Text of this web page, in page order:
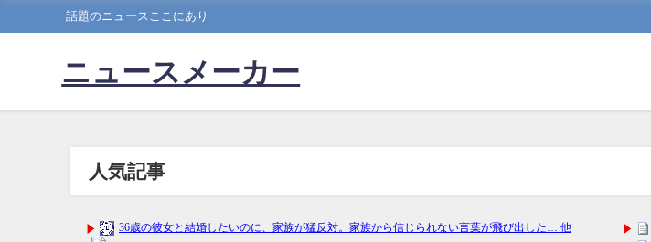
話題のニュースここにあり
ニュースメーカー
人気記事